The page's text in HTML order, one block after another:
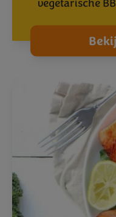
vegetarische